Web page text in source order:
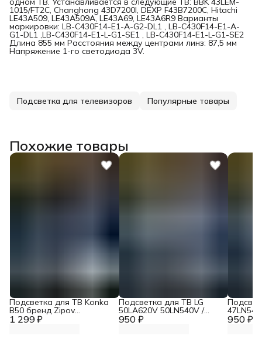
1015/FT2C, Changhong 43D7200I, DEXP F43B7200C, Hitachi
LE43A509, LE43A509A, LE43A69, LE43A6R9 Варианты
маркировки: LB-C430F14-E1-A-G2-DL1 , LB-C430F14-E1-A-
G1-DL1 ,LB-C430F14-E1-L-G1-SE1 , LB-C430F14-E1-L-G1-SE2
Длина 855 мм Расстояния между центрами линз: 87,5 мм
Напряжение 1-го светодиода 3V.
Подсветка для телевизоров Популярные товары
Похожие товары
1 299 ₽
Подсветка для ТВ Konka
B50 бренд Zipov
(комплект) 950 ₽
Подсветка для ТВ LG
50LA620V 50LN540V /
TOSHIBA 50L4353RK / 950 ₽